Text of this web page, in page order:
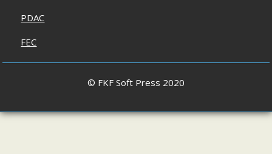
PDAC
FEC
© FKF Soft Press 2020